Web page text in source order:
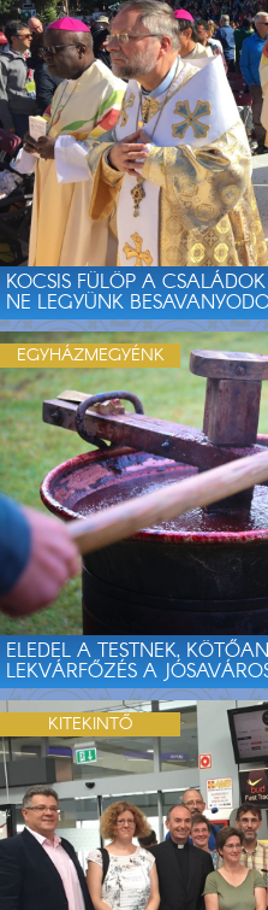
KOCSIS FÜLÖP A
NE LEGYÜNK
ELEDEL A TESTNEK,
LEKVÁRFŐZÉS A
EGYHÁZMEGYÉNK
KITEKINTŐ